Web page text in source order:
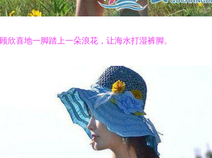
欣喜地一脚踏上一朵浪花，让海水打湿裤脚。